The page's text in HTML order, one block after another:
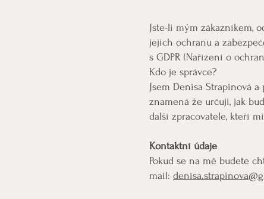
Jste-li mým zákazníkem,
jejich ochranu a
s GDPR (Nařízení o
Kdo je správce?
Jsem Denisa Strapinová
znamená že určuji, jak
další zpracovatele, kteří
Kontaktní údaje
Pokud se na mě budete
mail: